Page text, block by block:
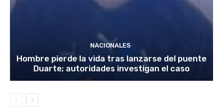
NACIONALES
Hombre pierde la vida tras lanzarse del puente
Duarte; autoridades investigan el caso